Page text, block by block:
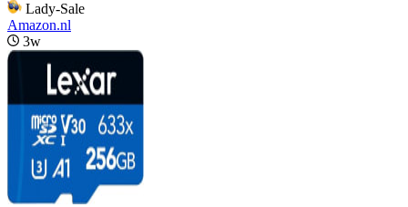
Lady-Sale
Amazon.nl
3w